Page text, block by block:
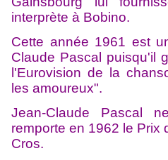
interprète à Bobino.
Cette année 1961 est
Claude Pascal puisqu'il
l'Eurovision de la
les amoureux".
Jean-Claude Pascal
remporte en 1962 le Prix
Cros.